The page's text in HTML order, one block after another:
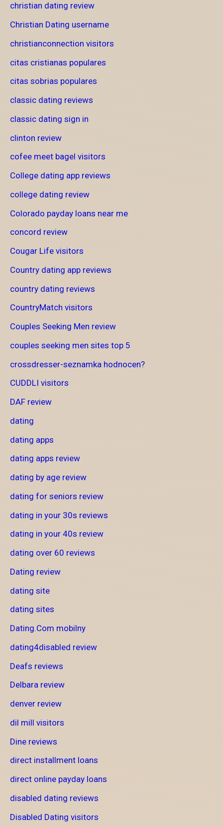
christian dating review
Christian Dating username
christianconnection visitors
citas cristianas populares
citas sobrias populares
classic dating reviews
classic dating sign in
clinton review
cofee meet bagel visitors
College dating app reviews
college dating review
Colorado payday loans near me
concord review
Cougar Life visitors
Country dating app reviews
country dating reviews
CountryMatch visitors
Couples Seeking Men review
couples seeking men sites top 5
crossdresser-seznamka hodnocen?
CUDDLI visitors
DAF review
dating
dating apps
dating apps review
dating by age review
dating for seniors review
dating in your 30s reviews
dating in your 40s review
dating over 60 reviews
Dating review
dating site
dating sites
Dating.Com mobilny
dating4disabled review
Deafs reviews
Delbara review
denver review
dil mill visitors
Dine reviews
direct installment loans
direct online payday loans
disabled dating reviews
Disabled Dating visitors